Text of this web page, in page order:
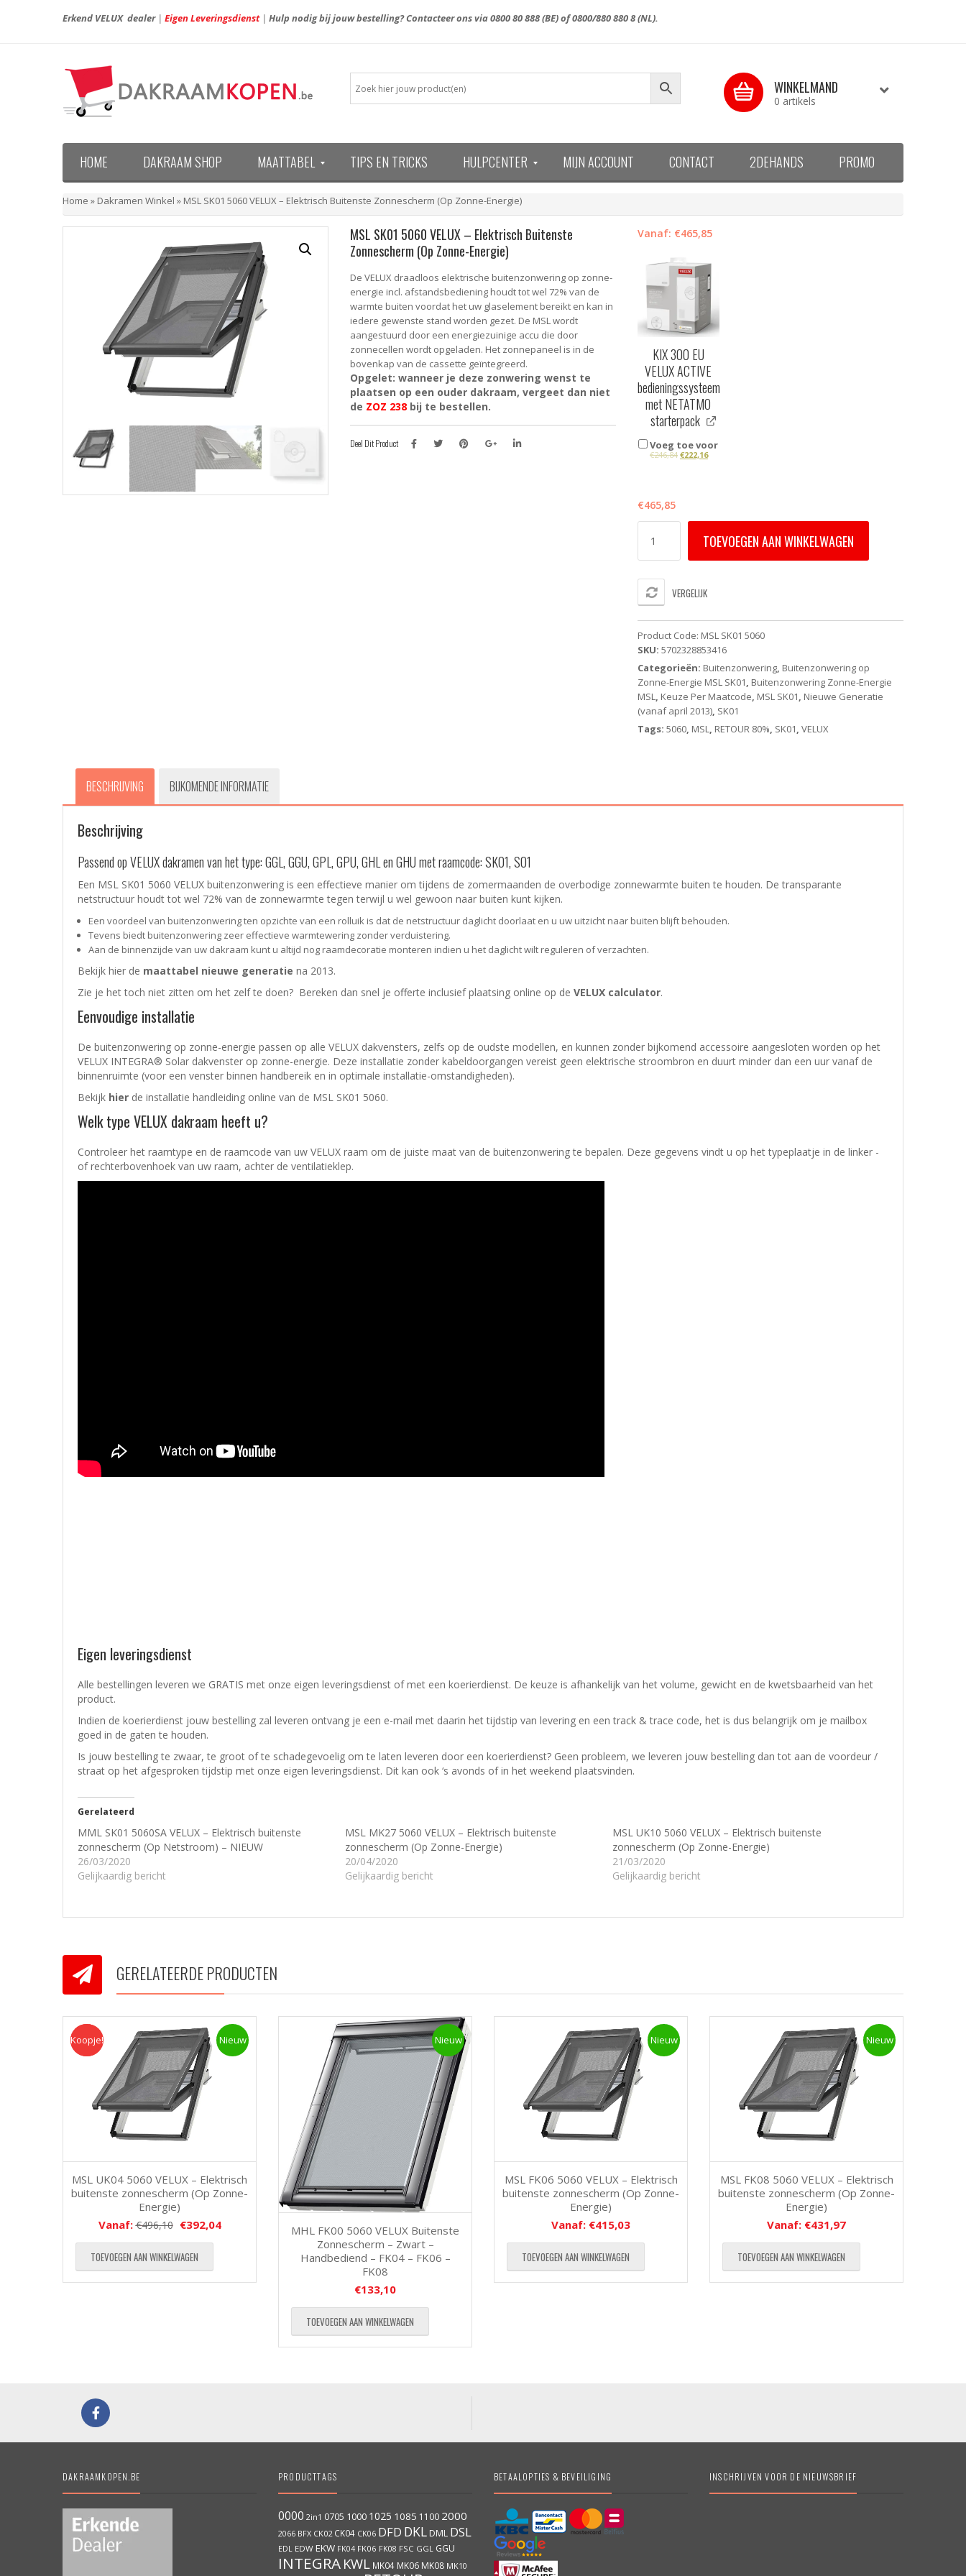
Erkend VELUX dealer| Eigen Leveringsdienst| Hulp nodig bij jouw bestelling? Contacteer ons via0800 80 888(BE) of0800/880 880 8(NL).
WINKELMAND
0 artikels
HOME DAKRAAM SHOP MAATTABEL TIPS EN TRICKS HULPCENTER MIJN ACCOUNT CONTACT 2DEHANDS PROMO
Home » Dakramen Winkel » MSL SK01 5060 VELUX – Elektrisch Buitenste Zonnescherm (Op Zonne-Energie)
MSL SK01 5060 VELUX – Elektrisch Buitenste
Zonnescherm (Op Zonne-Energie)
De VELUX draadloos elektrische buitenzonwering op zonne-
energie incl. afstandsbediening houdt tot wel 72% van de
warmte buiten voordat het uw glaselement bereikt en kan in
iedere gewenste stand worden gezet. De MSL wordt
aangestuurd door een energiezuinige accu die door
zonnecellen wordt opgeladen. Het zonnepaneel is in de
bovenkap van de cassette geïntegreerd.
Opgelet: wanneer je deze zonwering wenst te
plaatsen op een ouder dakraam, vergeet dan niet
de ZOZ 238 bij te bestellen.
Deel Dit Product
Vanaf: €465,85
KIX 300 EU
VELUX ACTIVE
bedieningssysteem
met NETATMO
starterpack
Voeg toe voor
€246,84 €222,16
€465,85
SK01
Elektrisch
(Op
Zonne-
Energie)
aantal
TOEVOEGEN AAN WINKELWAGEN
VERGELIJK
Product Code: MSL SK01 5060
SKU: 5702328853416
Categorieën: Buitenzonwering, Buitenzonwering op
Zonne-Energie MSL SK01, Buitenzonwering Zonne-Energie
MSL, Keuze Per Maatcode, MSL SK01, Nieuwe Generatie
(vanaf april 2013), SK01
Tags: 5060, MSL, RETOUR 80%, SK01, VELUX
BESCHRIJVING BIJKOMENDE INFORMATIE
Beschrijving
Passend op VELUX dakramen van het type: GGL, GGU, GPL, GPU, GHL en GHU met raamcode: SK01, S01
Een MSL SK01 5060 VELUX buitenzonwering is een effectieve manier om tijdens de zomermaanden de overbodige zonnewarmte buiten te houden. De transparante
netstructuur houdt tot wel 72% van de zonnewarmte tegen terwijl u wel gewoon naar buiten kunt kijken.
Een voordeel van buitenzonwering ten opzichte van een rolluik is dat de netstructuur daglicht doorlaat en u uw uitzicht naar buiten blijft behouden.
Tevens biedt buitenzonwering zeer effectieve warmtewering zonder verduistering.
Aan de binnenzijde van uw dakraam kunt u altijd nog raamdecoratie monteren indien u het daglicht wilt reguleren of verzachten.
Bekijk hier de maattabel nieuwe generatie na 2013.
Zie je het toch niet zitten om het zelf te doen? Bereken dan snel je offerte inclusief plaatsing online op de VELUX calculator.
Eenvoudige installatie
De buitenzonwering op zonne-energie passen op alle VELUX dakvensters, zelfs op de oudste modellen, en kunnen zonder bijkomend accessoire aangesloten worden op het
VELUX INTEGRA® Solar dakvenster op zonne-energie. Deze installatie zonder kabeldoorgangen vereist geen elektrische stroombron en duurt minder dan een uur vanaf de
binnenruimte (voor een venster binnen handbereik en in optimale installatie-omstandigheden).
Bekijk hier de installatie handleiding online van de MSL SK01 5060.
Welk type VELUX dakraam heeft u?
Controleer het raamtype en de raamcode van uw VELUX raam om de juiste maat van de buitenzonwering te bepalen. Deze gegevens vindt u op het typeplaatje in de linker -
of rechterbovenhoek van uw raam, achter de ventilatieklep.
Eigen leveringsdienst
Alle bestellingen leveren we GRATIS met onze eigen leveringsdienst of met een koerierdienst. De keuze is afhankelijk van het volume, gewicht en de kwetsbaarheid van het
product.
Indien de koerierdienst jouw bestelling zal leveren ontvang je een e-mail met daarin het tijdstip van levering en een track & trace code, het is dus belangrijk om je mailbox
goed in de gaten te houden.
Is jouw bestelling te zwaar, te groot of te schadegevoelig om te laten leveren door een koerierdienst? Geen probleem, we leveren jouw bestelling dan tot aan de voordeur /
straat op het afgesproken tijdstip met onze eigen leveringsdienst. Dit kan ook ‘s avonds of in het weekend plaatsvinden.
Gerelateerd
MML SK01 5060SA VELUX – Elektrisch buitenste
zonnescherm (Op Netstroom) – NIEUW
26/03/2020
Gelijkaardig bericht
MSL MK27 5060 VELUX – Elektrisch buitenste
zonnescherm (Op Zonne-Energie)
20/04/2020
Gelijkaardig bericht
MSL UK10 5060 VELUX – Elektrisch buitenste
zonnescherm (Op Zonne-Energie)
21/03/2020
Gelijkaardig bericht
GERELATEERDE PRODUCTEN
Koopje Nieuw
Koopje!
MSL UK04 5060 VELUX – Elektrisch
buitenste zonnescherm (Op Zonne-
Energie)
Vanaf:€496,10 €392,04
TOEVOEGEN AAN WINKELWAGEN
Nieuw
MHL FK00 5060 VELUX Buitenste
Zonnescherm – Zwart –
Handbediend – FK04 – FK06 –
FK08
€133,10
TOEVOEGEN AAN WINKELWAGEN
Nieuw
MSL FK06 5060 VELUX – Elektrisch
buitenste zonnescherm (Op Zonne-
Energie)
Vanaf: €415,03
TOEVOEGEN AAN WINKELWAGEN
Nieuw
MSL FK08 5060 VELUX – Elektrisch
buitenste zonnescherm (Op Zonne-
Energie)
Vanaf: €431,97
TOEVOEGEN AAN WINKELWAGEN
DAKRAAMKOPEN.BE PRODUCTTAGS
0000 2in1 0705 1000 1025 1085 1100 2000
2066 BFX CK02 CK04 CK06 DFD DKL DML DSL
EDL EDW EKW FK04 FK06 FK08 FSC GGL GGU
INTEGRA KWL MK04 MK06 MK08 MK10
BETAALOPTIES & BEVEILIGING INSCHRIJVEN VOOR DE NIEUWSBRIEF